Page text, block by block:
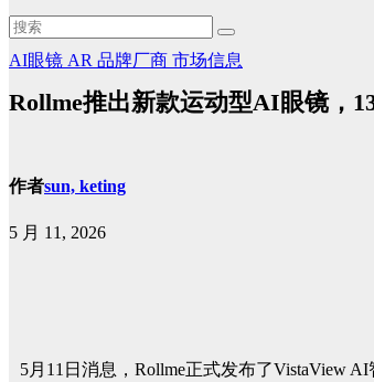
AI眼镜 AR 品牌厂商 市场信息
Rollme推出新款运动型AI眼镜，
作者sun, keting
5 月 11, 2026
5月11日消息，Rollme正式发布了VistaView